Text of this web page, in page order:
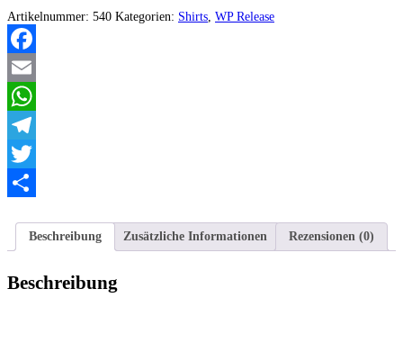
Menge
Artikelnummer: 540 Kategorien: Shirts, WP Release
Facebook
Email
WhatsApp
Telegram
Twitter
Beschreibung
Zusätzliche Informationen Rezensionen (0)
Beschreibung